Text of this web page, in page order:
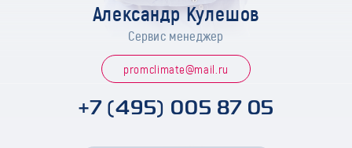
Александр Кулешов
Сервис менеджер
promclimate@mail.ru
+7 (495) 005 87 05